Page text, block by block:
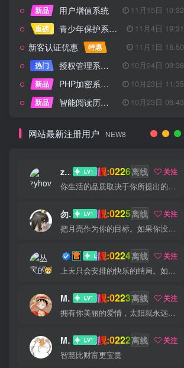
新品
用户增值系统
11月15日 10:32
重磅
青少年保护系统 专为子比主题开发 11月4日 19:31
新客认证优惠 特惠
11月1日 18:50
热门
授权管理系统子比主题专版
10月24日 03:38
新品
PHP加密系统专业版
10月23日 11:35
新品
智能阅读历史系统 10月23日 06:43
网站最新注册用户 NEW8
zyhove 靓:0226离线
关注
你生活的品质取决于你所提出的问题
勿听 靓:0225离线
关注
把月亮作为你的目标。如果你没打中，也许你还能打中星星
丛宝 靓:0224离线
关注
上天只会安排的快乐的结局。如果不快乐，说明还不是最后结局
MS-康娃 靓:0223离线
关注
拥有你美丽的爱情，太阳就永远明媚
Miss 先生 靓:0222离线
关注
智慧比财富更宝贵